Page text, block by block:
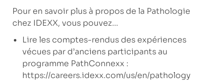
Pour en savoir plus à propos de la Pathologie
chez IDEXX, vous pouvez…
Lire les comptes-rendus des expériences
vécues par d’anciens participants au
programme PathConnexx :
https://careers.idexx.com/us/en/pathology